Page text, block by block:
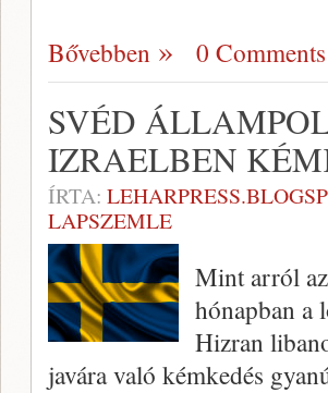
Bővebben 0 Comments
SVÉD
IZRAELBEN
ÍRTA:
LAPSZEMLE
Mint arról
hónapban a
Hizran
javára való kémkedés